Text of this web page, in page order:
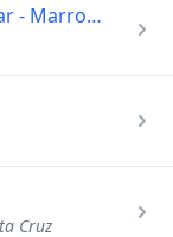
El Guri 1 2 3 - Jugueteria Libreria - Bazar - Marroquineria
Cruz